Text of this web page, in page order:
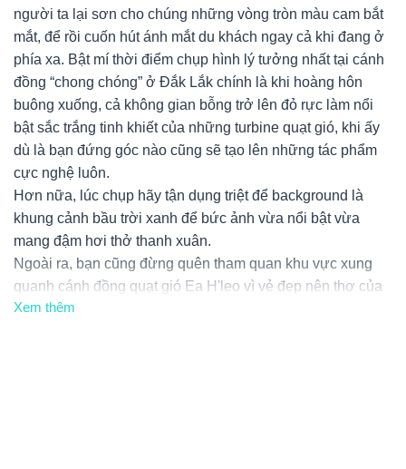
Ban quản lý
23/02/22
Hà Nội, Việt Nam
Cánh đồng quạt gió Eahleo
người ta lại sơn cho chúng những vòng tròn màu cam bắt
mắt, để rồi cuốn hút ánh mắt du khách ngay cả khi đang ở
phía xa. Bật mí thời điểm chụp hình lý tưởng nhất tại cánh
đồng “chong chóng” ở Đắk Lắk chính là khi hoàng hôn
buông xuống, cả không gian bỗng trở lên đỏ rực làm nổi
bật sắc trắng tinh khiết của những turbine quạt gió, khi ấy
dù là bạn đứng góc nào cũng sẽ tạo lên những tác phẩm
cực nghệ luôn.
Hơn nữa, lúc chụp hãy tận dụng triệt để background là
khung cảnh bầu trời xanh để bức ảnh vừa nổi bật vừa
mang đậm hơi thở thanh xuân.
Ngoài ra, bạn cũng đừng quên tham quan khu vực xung
quanh cánh đồng quạt gió Ea H'leo vì vẻ đẹp nên thơ của
cánh đồng cỏ cháy vàng ươm 2 bên đường và vườn hoa
Xem thêm